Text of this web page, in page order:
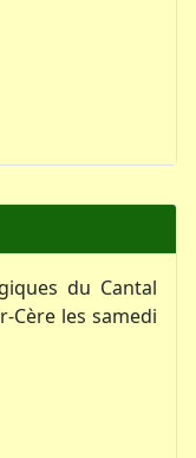
du Cantal
Cère les samedi